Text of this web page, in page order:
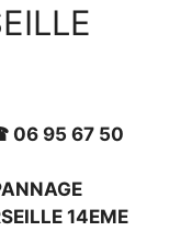
06 95 67 50
14EME